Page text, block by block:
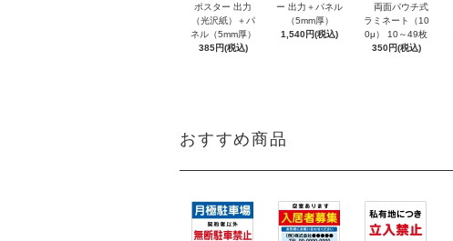
ポスター 出力
（光沢紙）＋パ
ネル（5mm厚）
385円(税込)
ー 出力＋パネル
（5mm厚）
1,540円(税込)
両面パウチ式
ラミネート（10
0μ） 10～49枚
350円(税込)
おすすめ商品